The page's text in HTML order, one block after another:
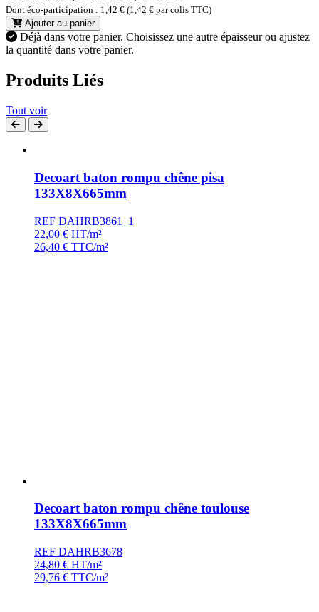
Dont éco-participation : 1,42 € (1,42 € par colis TTC)
Ajouter au panier
Déjà dans votre panier. Choisissez une autre épaisseur ou ajustez
la quantité dans votre panier.
Produits Liés
Tout voir
Decoart baton rompu chêne pisa
133X8X665mm
REF DAHRB3861_1
22,00 € HT/m²
26,40 € TTC/m²
Decoart baton rompu chêne toulouse
133X8X665mm
REF DAHRB3678
24,80 € HT/m²
29,76 € TTC/m²